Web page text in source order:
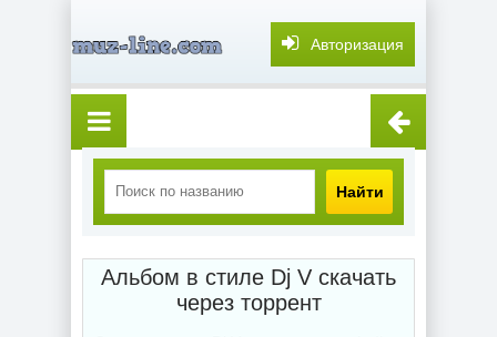
Авторизация
Найти
Альбом в стиле Dj V скачать
через торрент